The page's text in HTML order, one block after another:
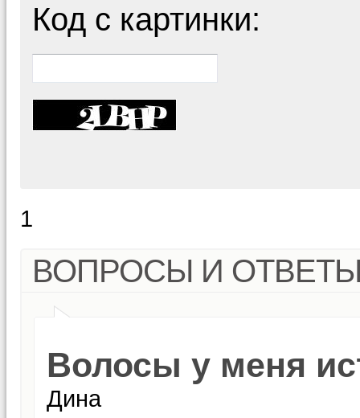
Код с картинки:
1
ВОПРОСЫ И
Волосы у меня
Дина